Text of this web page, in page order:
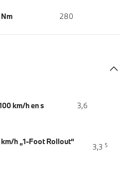
280
km/h en s 3,6
h „1-Foot Rollout“
3,3 5